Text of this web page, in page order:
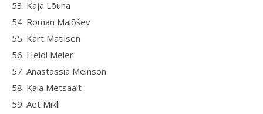
53. Kaja Lõuna
54. Roman Malõšev
55. Kärt Matiisen
56. Heidi Meier
57. Anastassia Meinson
58. Kaia Metsaalt
59. Aet Mikli